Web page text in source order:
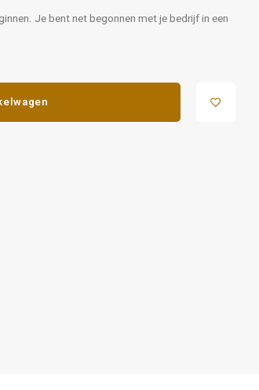
Je bent net begonnen met je bedrijf in een